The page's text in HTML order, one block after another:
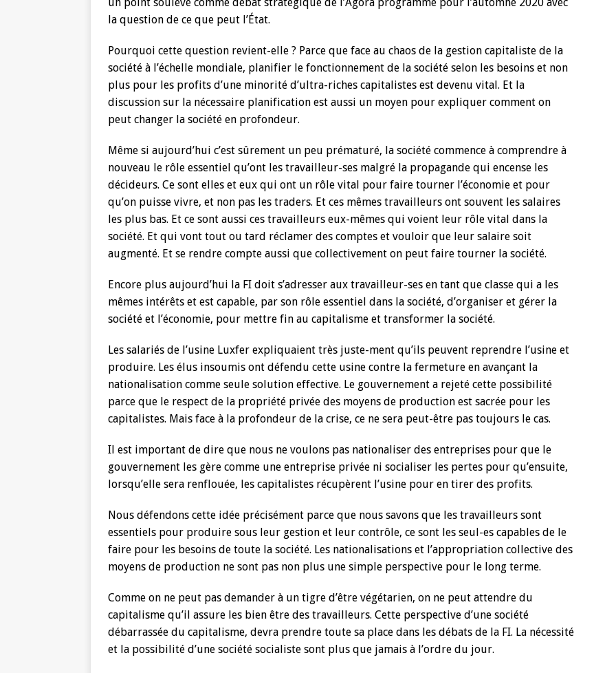
la question de ce que peut l’État.
Pourquoi cette question revient-elle ? Parce que face au chaos de la gestion capitaliste de la
société à l’échelle mondiale, planifier le fonctionnement de la société selon les besoins et non
plus pour les profits d’une minorité d’ultra-riches capitalistes est devenu vital. Et la
discussion sur la nécessaire planification est aussi un moyen pour expliquer comment on
peut changer la société en profondeur.
Même si aujourd’hui c’est sûrement un peu prématuré, la société commence à comprendre à
nouveau le rôle essentiel qu’ont les travailleur-ses malgré la propagande qui encense les
décideurs. Ce sont elles et eux qui ont un rôle vital pour faire tourner l’économie et pour
qu’on puisse vivre, et non pas les traders. Et ces mêmes travailleurs ont souvent les salaires
les plus bas. Et ce sont aussi ces travailleurs eux-mêmes qui voient leur rôle vital dans la
société. Et qui vont tout ou tard réclamer des comptes et vouloir que leur salaire soit
augmenté. Et se rendre compte aussi que collectivement on peut faire tourner la société.
Encore plus aujourd’hui la FI doit s’adresser aux travailleur-ses en tant que classe qui a les
mêmes intérêts et est capable, par son rôle essentiel dans la société, d’organiser et gérer la
société et l’économie, pour mettre fin au capitalisme et transformer la société.
Les salariés de l’usine Luxfer expliquaient très juste-ment qu’ils peuvent reprendre l’usine et
produire. Les élus insoumis ont défendu cette usine contre la fermeture en avançant la
nationalisation comme seule solution effective. Le gouvernement a rejeté cette possibilité
parce que le respect de la propriété privée des moyens de production est sacrée pour les
capitalistes. Mais face à la profondeur de la crise, ce ne sera peut-être pas toujours le cas.
Il est important de dire que nous ne voulons pas nationaliser des entreprises pour que le
gouvernement les gère comme une entreprise privée ni socialiser les pertes pour qu’ensuite,
lorsqu’elle sera renflouée, les capitalistes récupèrent l’usine pour en tirer des profits.
Nous défendons cette idée précisément parce que nous savons que les travailleurs sont
essentiels pour produire sous leur gestion et leur contrôle, ce sont les seul-es capables de le
faire pour les besoins de toute la société. Les nationalisations et l’appropriation collective des
moyens de production ne sont pas non plus une simple perspective pour le long terme.
Comme on ne peut pas demander à un tigre d’être végétarien, on ne peut attendre du
capitalisme qu’il assure les bien être des travailleurs. Cette perspective d’une société
débarrassée du capitalisme, devra prendre toute sa place dans les débats de la FI. La nécessité
et la possibilité d’une société socialiste sont plus que jamais à l’ordre du jour.